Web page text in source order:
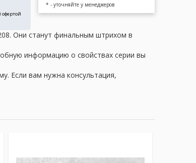
офертой
* - уточняйте у менеджеров
Они станут финальным штрихом в
информацию о свойствах серии вы
Если вам нужна консультация,